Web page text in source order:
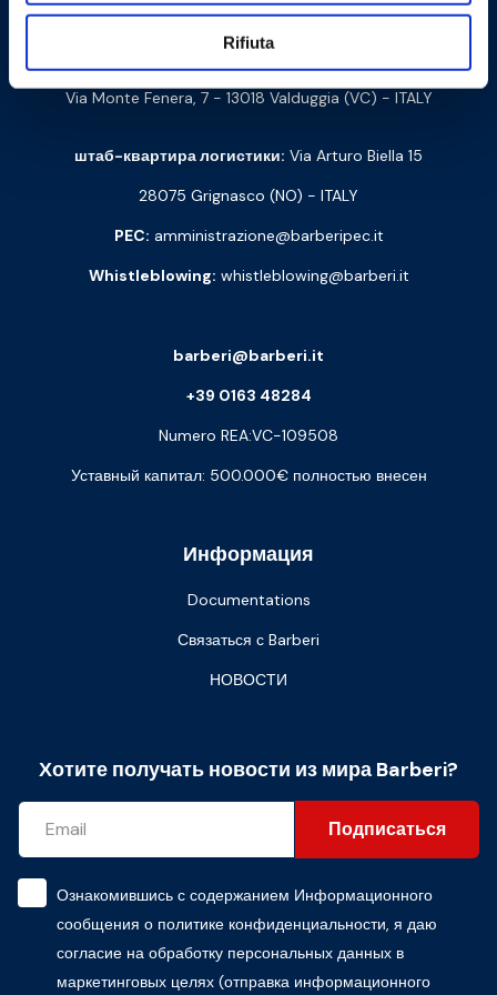
Rifiuta
Barberi Rubinetterie Industriali S.r.l. a socio unico
Via Monte Fenera, 7 - 13018 Valduggia (VC) - ITALY
штаб-квартира логистики: Via Arturo Biella 15
28075 Grignasco (NO) - ITALY
PEC: amministrazione@barberipec.it
Whistleblowing: whistleblowing@barberi.it
Информация
Documentations
Связаться с Barberi
НОВОСТИ
barberi@barberi.it
+39 0163 48284
Numero REA:VC-109508
Уставный капитал: 500.000€ полностью внесен
Хотите получать новости из мира Barberi?
Подписаться
Ознакомившись с содержанием Информационного
сообщения о политике конфиденциальности, я даю
согласие на обработку персональных данных в
маркетинговых целях (отправка информационного